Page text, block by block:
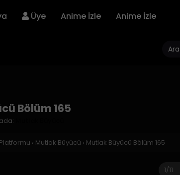
Üye Anime İzle Anime İzle
Bölüm 165
› Mutlak Büyücü › Mutlak Büyücü Bölüm 165